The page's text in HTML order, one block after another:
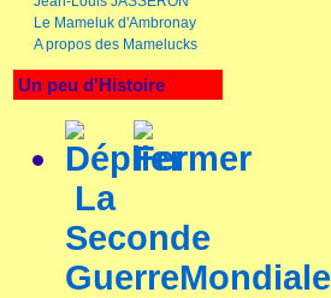
Le Mameluk d'Ambronay
A propos des Mamelucks
Un peu d'Histoire
La
Seconde
GuerreMondiale